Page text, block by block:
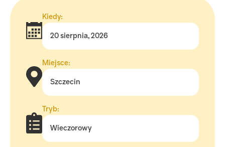
Kiedy:
20 sierpnia, 2026
Miejsce:
Szczecin
Tryb:
Wieczorowy